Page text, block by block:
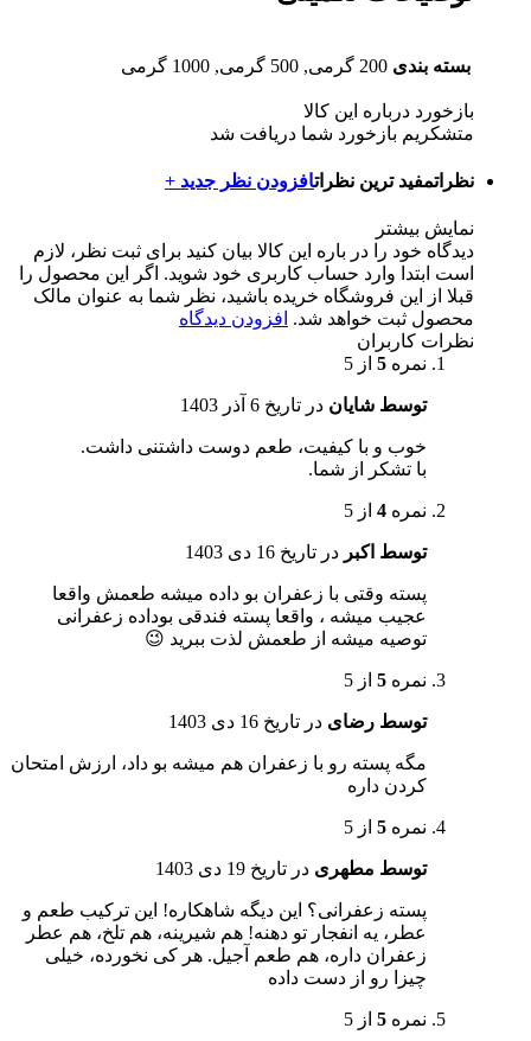
بسته بندی 200 گرمی, 500 گرمی, 1000 گرمی
بازخورد درباره این کالا
متشکریم بازخورد شما دریافت شد
نظراتمفید ترین نظراتافزودن نظر جدید +
نمایش بیشتر
دیدگاه خود را در باره این کالا بیان کنید برای ثبت نظر، لازم
است ابتدا وارد حساب کاربری خود شوید. اگر این محصول را
قبلا از این فروشگاه خریده باشید، نظر شما به عنوان مالک
محصول ثبت خواهد شد. افزودن دیدگاه
نظرات کاربران
نمره 5 از 5
توسط شایان در تاریخ 6 آذر 1403
خوب و با کیفیت، طعم دوست داشتنی داشت.
با تشکر از شما.
نمره 4 از 5
توسط اکبر در تاریخ 16 دی 1403
پسته وقتی با زعفران بو داده میشه طعمش واقعا
عجیب میشه ، واقعا پسته فندقی بوداده زعفرانی
توصیه میشه از طعمش لذت ببرید 😉
نمره 5 از 5
توسط رضای در تاریخ 16 دی 1403
مگه پسته رو با زعفران هم میشه بو داد، ارزش امتحان
کردن داره
نمره 5 از 5
توسط مطهری در تاریخ 19 دی 1403
پسته زعفرانی؟ این دیگه شاهکاره! این ترکیب طعم و
عطر، یه انفجار تو دهنه! هم شیرینه، هم تلخ، هم عطر
زعفران داره، هم طعم آجیل. هر کی نخورده، خیلی
چیزا رو از دست داده
نمره 5 از 5